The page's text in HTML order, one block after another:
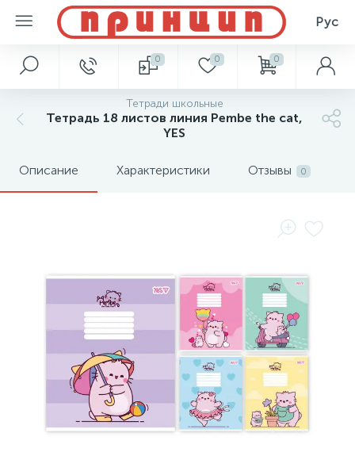
Рус
0 0 0
Тетради школьные
Тетрадь 18 листов линия Pembe the cat,
YES
Описание Характеристики Отзывы 0